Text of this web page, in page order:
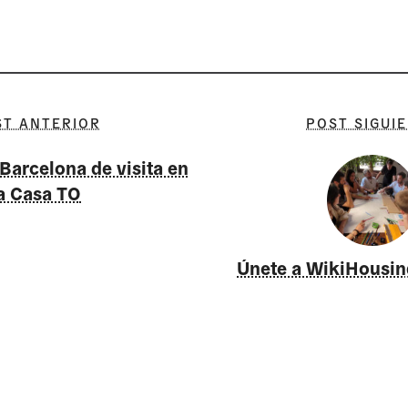
ANTERIOR
de visita en
Casa TO
POST
Únete a